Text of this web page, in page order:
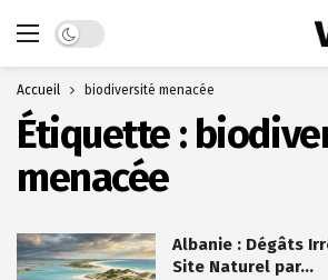
Dark mode
Accueil biodiversité menacée
Étiquette :
menacée
Albanie : Dégâts
Site Naturel par…